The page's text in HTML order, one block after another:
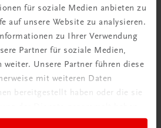
für soziale Medien anbieten zu
auf unsere Website zu analysieren.
zu Ihrer Verwendung
Partner für soziale Medien,
weiter. Unsere Partner führen diese
mit weiteren Daten
bereitgestellt haben oder die sie